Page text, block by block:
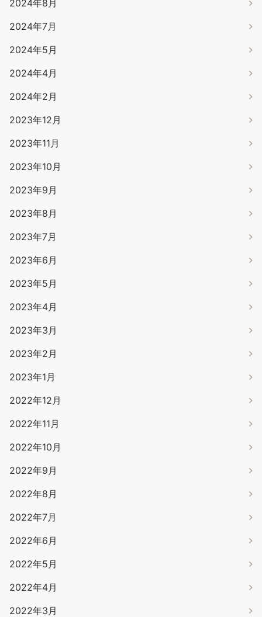
2024年8月
2024年7月
2024年5月
2024年4月
2024年2月
2023年12月
2023年11月
2023年10月
2023年9月
2023年8月
2023年7月
2023年6月
2023年5月
2023年4月
2023年3月
2023年2月
2023年1月
2022年12月
2022年11月
2022年10月
2022年9月
2022年8月
2022年7月
2022年6月
2022年5月
2022年4月
2022年3月